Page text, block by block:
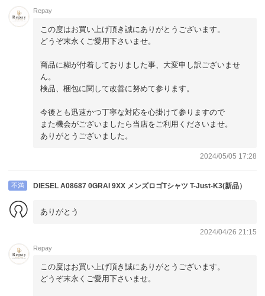
Repay
この度はお買い上げ頂き誠にありがとうございます。
どうぞ末永くご愛用下さいませ。
商品に糊が付着しておりました事、大変申し訳ございませ
ん。
検品、梱包に関して改善に努めて参ります。
今後とも迅速かつ丁寧な対応を心掛けて参りますので
また機会がございましたら当店をご利用くださいませ。
ありがとうございました。
2024/05/05 17:28
不満 DIESEL A08687 0GRAI 9XX メンズロゴTシャツ T-Just-K3(新品）
ありがとう
2024/04/26 21:15
Repay
この度はお買い上げ頂き誠にありがとうございます。
どうぞ末永くご愛用下さいませ。